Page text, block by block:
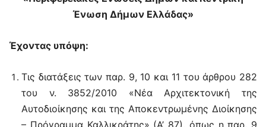
Ένωση Δήμων Ελλάδας»
Έχοντας υπόψη:
Τις διατάξεις των παρ. 9, 10 και 11 του άρθρου 282
του ν. 3852/2010 «Νέα Αρχιτεκτονική της
Αυτοδιοίκησης και της Αποκεντρωμένης Διοίκησης